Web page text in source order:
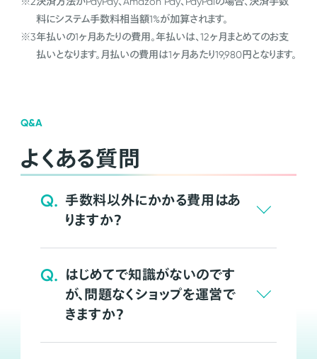
料にシステム手数料相当額1%が加算されます。
※3年払いの1ヶ月あたりの費用。年払いは、12ヶ月まとめてのお支
払いとなります。月払いの費用は1ヶ月あたり19,980円となります。
Q&A
よくある質問
Q. 手数料以外にかかる費用はあ
りますか？
Q. はじめてで知識がないのです
が、問題なくショップを運営で
きますか？